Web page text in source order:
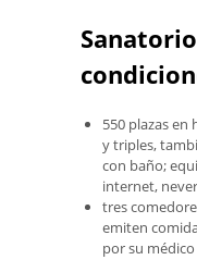
550 plazas
y triples,
con baño;
internet,
tres
emiten
por su médico